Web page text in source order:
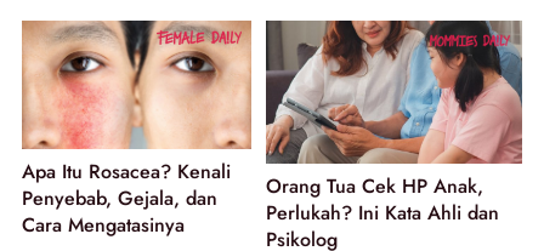
Apa Itu Rosacea? Kenali
Penyebab, Gejala, dan
Cara Mengatasinya
Orang Tua Cek HP Anak,
Perlukah? Ini Kata Ahli dan
Psikolog